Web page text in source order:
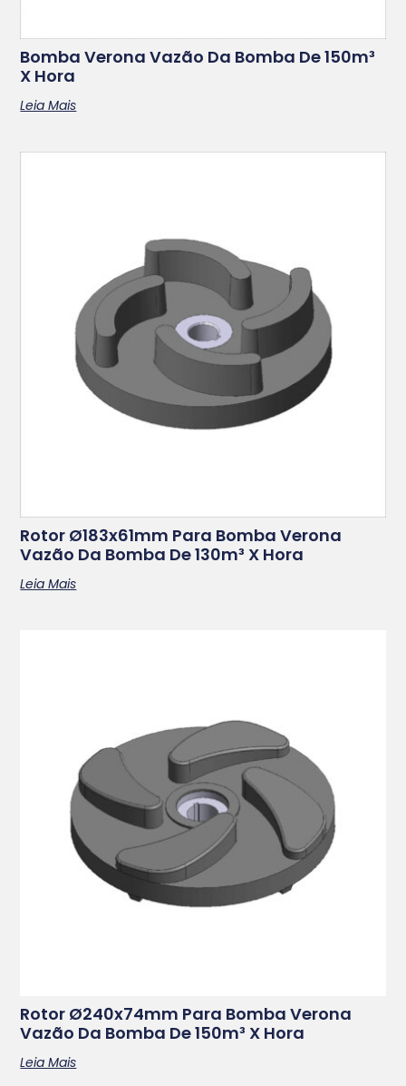
Bomba Verona Vazão Da Bomba De 150m³
X Hora
Leia Mais
Rotor Ø183x61mm Para Bomba Verona
Vazão Da Bomba De 130m³ X Hora
Leia Mais
Rotor Ø240x74mm Para Bomba Verona
Vazão Da Bomba De 150m³ X Hora
Leia Mais